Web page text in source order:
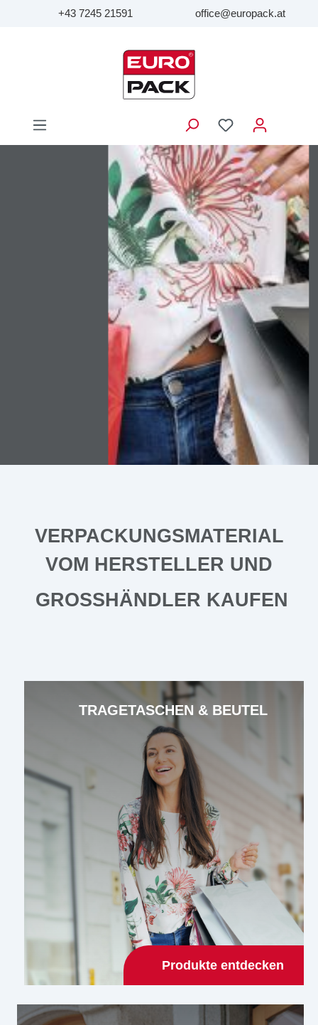
+43 7245 21591 office@europack.at
VERPACKUNGSMATERIAL
VOM HERSTELLER UND
GROSSHÄNDLER KAUFEN
TRAGETASCHEN & BEUTEL
Produkte entdecken